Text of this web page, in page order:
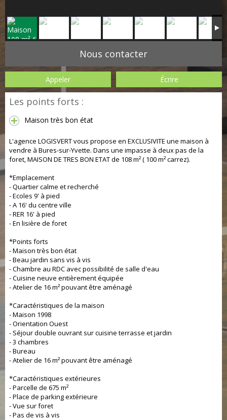
Nous contacter
Appeler Écrire
Les points forts :
Maison très bon état
L'agence LOGISVERT vous propose en EXCLUSIVITE une maison à
vendre à Bures-sur-Yvette. Dans une impasse à deux pas de la
foret, MAISON DE TRES BON ETAT de 108 m² ( 100 m² carrez).
*Emplacement
- Quartier calme et recherché
- Ecoles 9' à pied
- A 16' du centre ville
- RER 16' à pied
- En lisière de foret
*Points forts
- Maison très bon état
- Beau jardin sans vis à vis
- Chambre au RDC avec possibilité de salle d'eau
- Cuisine neuve entièrement équipée
- Atelier de 16 m² pouvant être aménagé
*Caractéristiques de la maison
- Maison 1998
- Orientation Ouest
- Séjour double ouvrant sur cuisine terrasse et jardin
- 3 chambres
- Bureau
- Atelier de 16 m² pouvant être aménagé
*Caractéristiques extérieures
- Parcelle de 675 m²
- Place de parking extérieure
- Vue sur foret
- Pas de vis à vis